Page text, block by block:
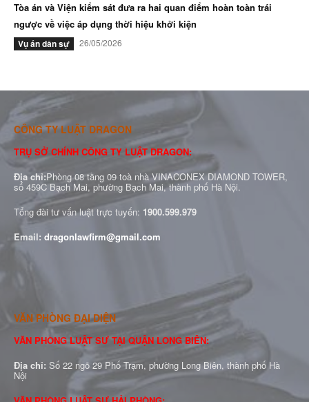
Tòa án và Viện kiểm sát đưa ra hai quan điểm hoàn toàn trái
ngược về việc áp dụng thời hiệu khởi kiện
Vụ án dân sự 26/05/2026
CÔNG TY LUẬT DRAGON
TRỤ SỞ CHÍNH CÔNG TY LUẬT DRAGON:
Địa chỉ:Phòng 08 tầng 09 toà nhà VINACONEX DIAMOND TOWER,
số 459C Bạch Mai, phường Bạch Mai, thành phố Hà Nội.
Tổng đài tư vấn luật trực tuyến: 1900.599.979
Email: dragonlawfirm@gmail.com
VĂN PHÒNG ĐẠI DIỆN
VĂN PHÒNG LUẬT SƯ TẠI QUẬN LONG BIÊN:
Địa chỉ: Số 22 ngõ 29 Phố Trạm, phường Long Biên, thành phố Hà
Nội